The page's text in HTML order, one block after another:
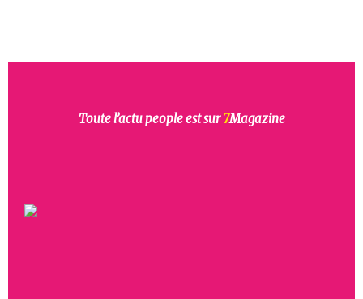
Toute l’actu people est sur7Magazine